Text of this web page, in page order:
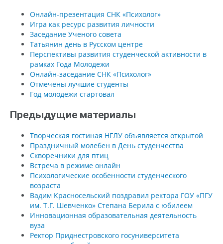
Онлайн-презентация СНК «Психолог»
Игра как ресурс развития личности
Заседание Ученого совета
Татьянин день в Русском центре
Перспективы развития студенческой активности в
рамках Года Молодежи
Онлайн-заседание СНК «Психолог»
Отмечены лучшие студенты
Год молодежи стартовал
Предыдущие материалы
Творческая гостиная НГЛУ объявляется открытой
Праздничный молебен в День студенчества
Скворечники для птиц
Встреча в режиме онлайн
Психологические особенности студенческого
возраста
Вадим Красносельский поздравил ректора ГОУ «ПГУ
им. Т.Г. Шевченко» Степана Берила с юбилеем
Инновационная образовательная деятельность
вуза
Ректор Приднестровского госуниверситета